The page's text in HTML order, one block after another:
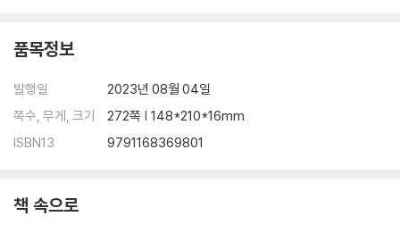
품목정보
발행일
2023년 08월 04일
쪽수, 무게, 크기
272쪽 | 148*210*16mm
ISBN13
9791168369801
책 속으로